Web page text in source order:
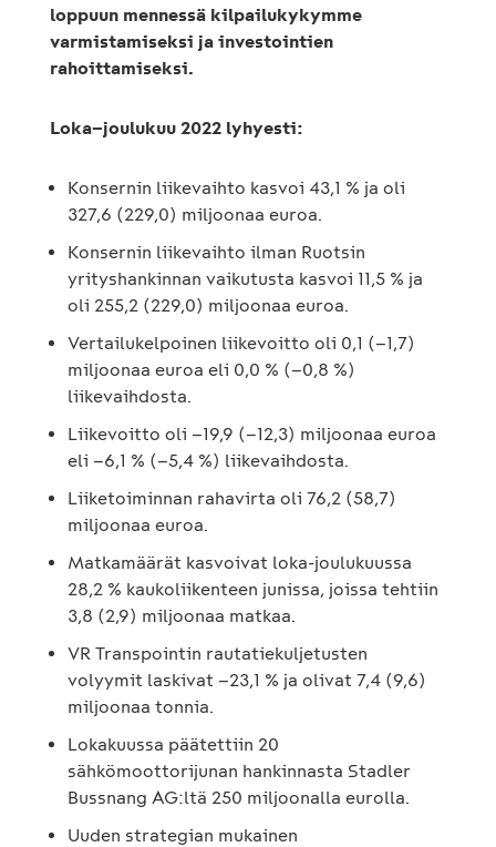
loppuun mennessä kilpailukykymme
varmistamiseksi ja investointien
rahoittamiseksi.
Loka–joulukuu 2022 lyhyesti:
Konsernin liikevaihto kasvoi 43,1 % ja oli
327,6 (229,0) miljoonaa euroa.
Konsernin liikevaihto ilman Ruotsin
yrityshankinnan vaikutusta kasvoi 11,5 % ja
oli 255,2 (229,0) miljoonaa euroa.
Vertailukelpoinen liikevoitto oli 0,1 (–1,7)
miljoonaa euroa eli 0,0 % (–0,8 %)
liikevaihdosta.
Liikevoitto oli –19,9 (–12,3) miljoonaa euroa
eli –6,1 % (–5,4 %) liikevaihdosta.
Liiketoiminnan rahavirta oli 76,2 (58,7)
miljoonaa euroa.
Matkamäärät kasvoivat loka-joulukuussa
28,2 % kaukoliikenteen junissa, joissa tehtiin
3,8 (2,9) miljoonaa matkaa.
VR Transpointin rautatiekuljetusten
volyymit laskivat –23,1 % ja olivat 7,4 (9,6)
miljoonaa tonnia.
Lokakuussa päätettiin 20
sähkömoottorijunan hankinnasta Stadler
Bussnang AG:ltä 250 miljoonalla eurolla.
Uuden strategian mukainen